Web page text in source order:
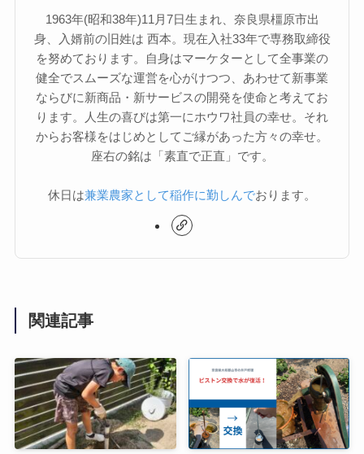
1963年(昭和38年)11月7日生まれ、奈良県橿原市出
身、入婿前の旧姓は 西本。現在入社33年で専務取締役
を努めております。自身はマーケターとして全事業の
健全でスムーズな運営を心がけつつ、あわせて新事業
ならびに新商品・新サービスの開発を使命と考えてお
ります。人生の喜びは第一にホウワ社員の幸せ。それ
からお客様をはじめとしてご縁があった方々の幸せ。
座右の銘は「素直で正直」です。
休日は兼業農家として稲作に勤しんでおります。
関連記事